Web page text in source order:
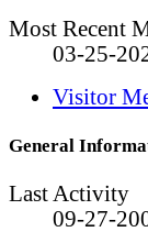
Most Recent
03-25-
Visitor
General
Last Activity
09-27-